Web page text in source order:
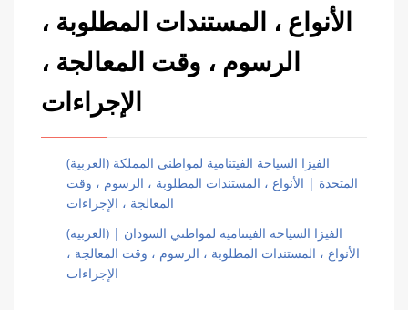
الأنواع ، المستندات المطلوبة ،
الرسوم ، وقت المعالجة ،
الإجراءات
(العربية) الفيزا السياحة الفيتنامية لمواطني المملكة
المتحدة | الأنواع ، المستندات المطلوبة ، الرسوم ، وقت
المعالجة ، الإجراءات
(العربية) الفيزا السياحة الفيتنامية لمواطني السودان |
الأنواع ، المستندات المطلوبة ، الرسوم ، وقت المعالجة ،
الإجراءات